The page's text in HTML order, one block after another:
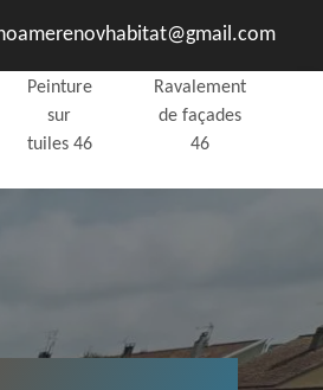
Peinture
sur
tuiles 46
Ravalement
de façades
46